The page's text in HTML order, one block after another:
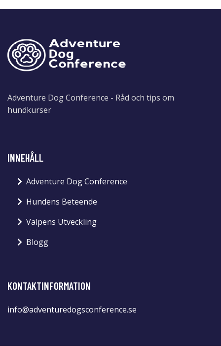
Adventure Dog Conference - Råd och tips om
hundkurser
INNEHÅLL
Adventure Dog Conference
Hundens Beteende
Valpens Utveckling
Blogg
KONTAKTINFORMATION
info@adventuredogsconference.se